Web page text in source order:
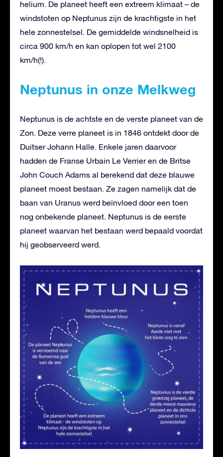
helium. De planeet heeft een extreem klimaat – de
windstoten op Neptunus zijn de krachtigste in het
hele zonnestelsel. De gemiddelde windsnelheid is
circa 900 km/h en kan oplopen tot wel 2100
km/h(!).
Neptunus in onze Melkweg
Neptunus is de achtste en de verste planeet van de
Zon. Deze verre planeet is in 1846 ontdekt door de
Duitser Johann Halle. Enkele jaren daarvoor
hadden de Franse Urbain Le Verrier en de Britse
John Couch Adams al berekend dat deze blauwe
planeet moest bestaan. Ze zagen namelijk dat de
baan van Uranus werd beïnvloed door een toen
nog onbekende planeet. Neptunus is de eerste
planeet waarvan het bestaan werd bepaald voordat
hij geobserveerd werd.